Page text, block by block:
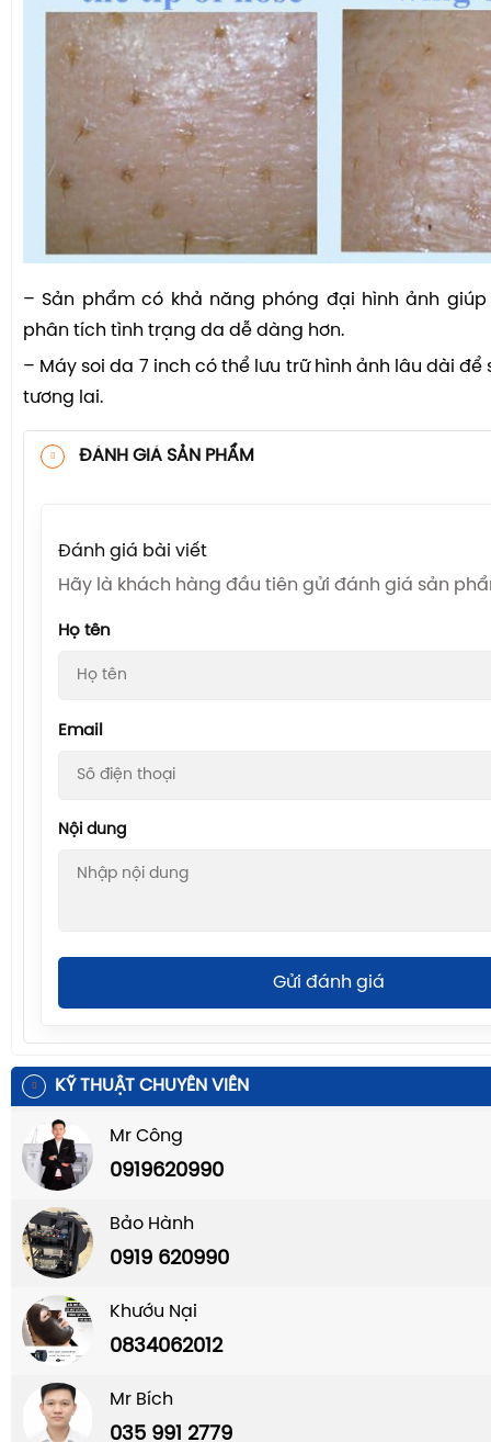
– Sản phẩm có khả năng phóng đại hình ảnh
phân tích tình trạng da dễ dàng hơn.
– Máy soi da 7 inch có thể lưu trữ hình ảnh lâu dài để
tương lai.
ĐÁNH GIÁ SẢN PHẨM
Đánh giá bài viết
Hãy là khách hàng đầu tiên gửi đánh giá sản
Họ tên
Email
Nội dung
Gửi đánh giá
KỸ THUẬT CHUYÊN VIÊN
Mr Công
0919620990
Bảo Hành
0919 620990
Khướu Nại
0834062012
Mr Bích
035 991 2779